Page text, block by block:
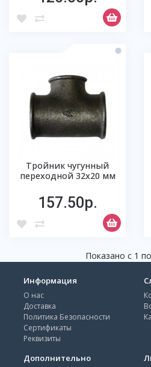
Тройник чугунный
переходной 32х20 мм
157.50р.
Показано с 1
Информация
О нас
Доставка
Политика Безопасности
Сертификаты
Реквизиты
Дополнительно